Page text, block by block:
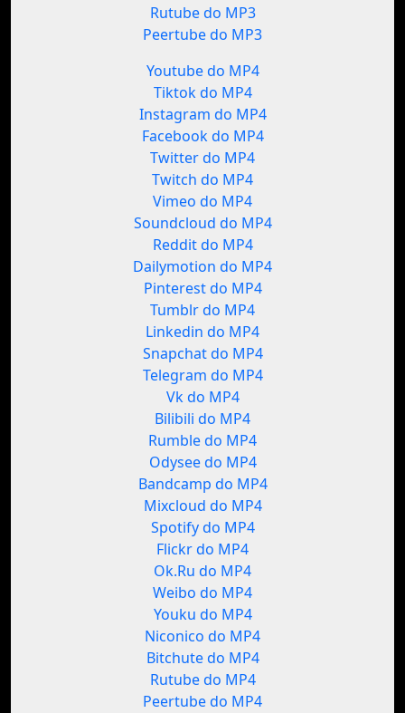
Rutube do MP3
Peertube do MP3
Youtube do MP4
Tiktok do MP4
Instagram do MP4
Facebook do MP4
Twitter do MP4
Twitch do MP4
Vimeo do MP4
Soundcloud do MP4
Reddit do MP4
Dailymotion do MP4
Pinterest do MP4
Tumblr do MP4
Linkedin do MP4
Snapchat do MP4
Telegram do MP4
Vk do MP4
Bilibili do MP4
Rumble do MP4
Odysee do MP4
Bandcamp do MP4
Mixcloud do MP4
Spotify do MP4
Flickr do MP4
Ok.Ru do MP4
Weibo do MP4
Youku do MP4
Niconico do MP4
Bitchute do MP4
Rutube do MP4
Peertube do MP4